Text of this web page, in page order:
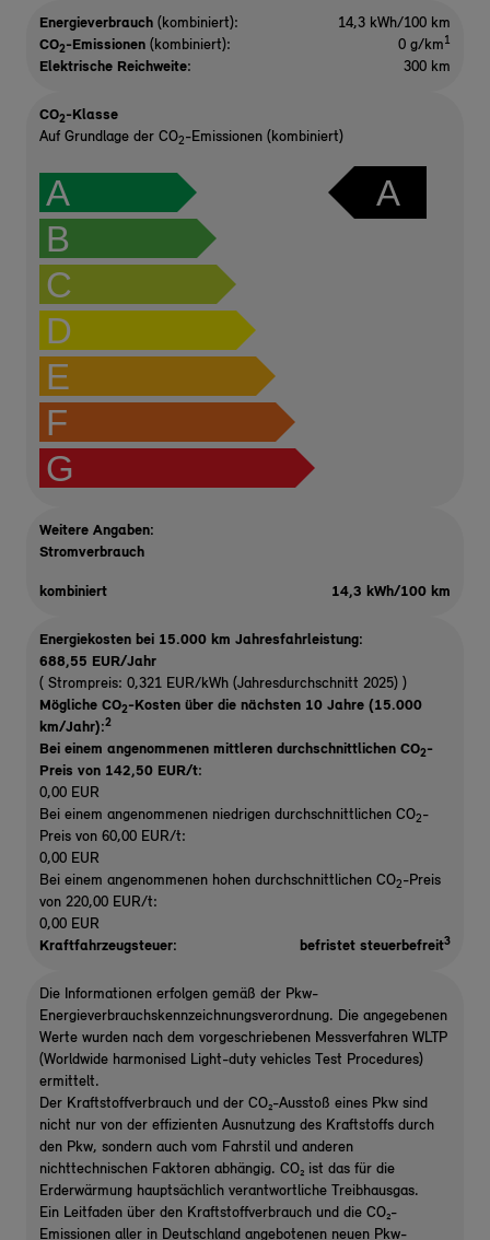
Energieverbrauch (kombiniert):
14,3 kWh/100 km
CO2-Emissionen (kombiniert): 0 g/km1
Elektrische Reichweite: 300 km
CO2-Klasse
Auf Grundlage der CO2-Emissionen (kombiniert)
A
B
C
D
E
F
G
A
Weitere Angaben:
Stromverbrauch
kombiniert 14,3 kWh/100 km
Energiekosten bei 15.000 km Jahresfahrleistung:
688,55 EUR/Jahr
( Strompreis: 0,321 EUR/kWh (Jahresdurchschnitt 2025) )
Mögliche CO2-Kosten über die nächsten 10 Jahre (15.000
km/Jahr):2
Bei einem angenommenen mittleren durchschnittlichen CO2-
Preis von 142,50 EUR/t:
0,00 EUR
Bei einem angenommenen niedrigen durchschnittlichen CO2-
Preis von 60,00 EUR/t:
0,00 EUR
Bei einem angenommenen hohen durchschnittlichen CO2-Preis
von 220,00 EUR/t:
0,00 EUR
Kraftfahrzeugsteuer:
befristet steuerbefreit3
Die Informationen erfolgen gemäß der Pkw-
Energieverbrauchskennzeichnungsverordnung. Die angegebenen
Werte wurden nach dem vorgeschriebenen Messverfahren WLTP
(Worldwide harmonised Light-duty vehicles Test Procedures)
ermittelt.
Der Kraftstoffverbrauch und der CO₂-Ausstoß eines Pkw sind
nicht nur von der effizienten Ausnutzung des Kraftstoffs durch
den Pkw, sondern auch vom Fahrstil und anderen
nichttechnischen Faktoren abhängig. CO₂ ist das für die
Erderwärmung hauptsächlich verantwortliche Treibhausgas.
Ein Leitfaden über den Kraftstoffverbrauch und die CO₂-
Emissionen aller in Deutschland angebotenen neuen Pkw-